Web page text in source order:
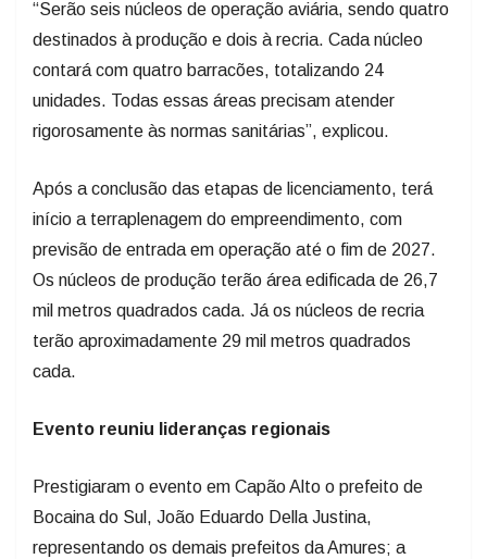
“Serão seis núcleos de operação aviária, sendo quatro
destinados à produção e dois à recria. Cada núcleo
contará com quatro barracões, totalizando 24
unidades. Todas essas áreas precisam atender
rigorosamente às normas sanitárias”, explicou.
Após a conclusão das etapas de licenciamento, terá
início a terraplenagem do empreendimento, com
previsão de entrada em operação até o fim de 2027.
Os núcleos de produção terão área edificada de 26,7
mil metros quadrados cada. Já os núcleos de recria
terão aproximadamente 29 mil metros quadrados
cada.
Evento reuniu lideranças regionais
Prestigiaram o evento em Capão Alto o prefeito de
Bocaina do Sul, João Eduardo Della Justina,
representando os demais prefeitos da Amures; a